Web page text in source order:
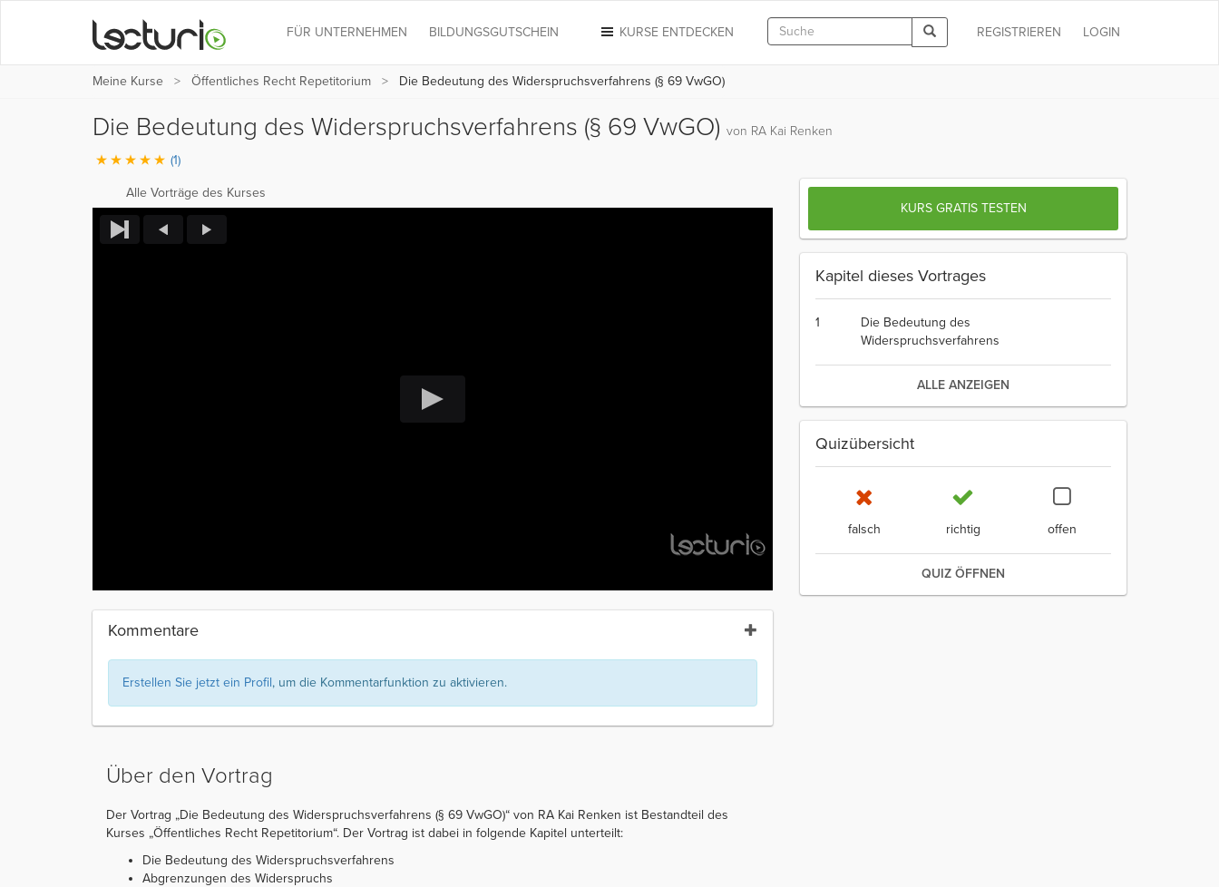
LOGIN
REGISTRIEREN
KURSE ENTDECKEN
FÜR UNTERNEHMEN BILDUNGSGUTSCHEIN
Meine Kurse Öffentliches Recht Repetitorium Die Bedeutung des Widerspruchsverfahrens (§ 69 VwGO)
Die Bedeutung des Widerspruchsverfahrens (§ 69 VwGO) von RA Kai Renken
(1)
Alle Vorträge des Kurses
Kommentare
Erstellen Sie jetzt ein Profil, um die Kommentarfunktion zu aktivieren.
Über den Vortrag
Der Vortrag „Die Bedeutung des Widerspruchsverfahrens (§ 69 VwGO)“ von RA Kai Renken ist Bestandteil des
Kurses „Öffentliches Recht Repetitorium“. Der Vortrag ist dabei in folgende Kapitel unterteilt:
Die Bedeutung des Widerspruchsverfahrens
Abgrenzungen des Widerspruchs
KURS GRATIS TESTEN
Kapitel dieses Vortrages
1
Die Bedeutung des
Widerspruchsverfahrens
ALLE ANZEIGEN
Quizübersicht
falsch richtig offen
QUIZ ÖFFNEN